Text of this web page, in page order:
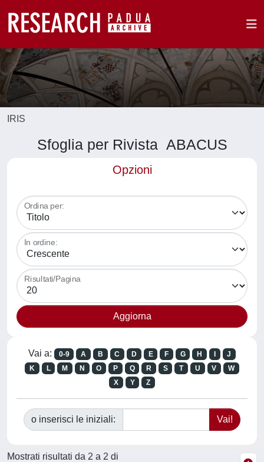
IRIS
Sfoglia per Rivista ABACUS
Opzioni
Ordina per:
In ordine:
Risultati/Pagina
Vai a: 0-9 A B C D E F G H
J
K
L M N O P Q R S T U V
W
X
Y Z
o inserisci le iniziali:
Mostrati risultati da 2 a 2 di